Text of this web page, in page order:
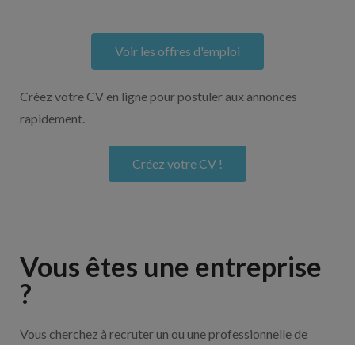
Voir les offres d'emploi
Créez votre CV en ligne pour postuler aux annonces
rapidement.
Créez votre CV !
Vous êtes une entreprise
?
Vous cherchez à recruter un ou une professionnelle de